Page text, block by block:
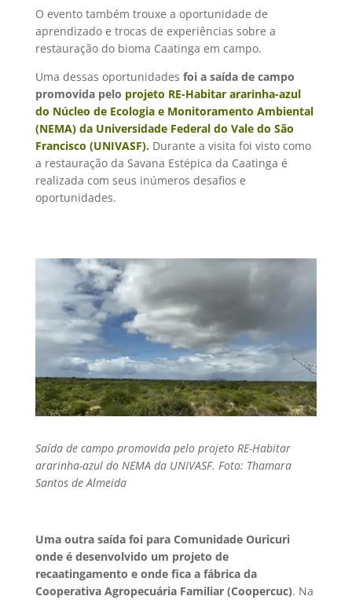
O evento também trouxe a oportunidade de
aprendizado e trocas de experiências sobre a
restauração do bioma Caatinga em campo.
Uma dessas oportunidades foi a saída de campo
promovida pelo projeto RE-Habitar ararinha-azul
do Núcleo de Ecologia e Monitoramento Ambiental
(NEMA) da Universidade Federal do Vale do São
Francisco (UNIVASF). Durante a visita foi visto como
a restauração da Savana Estépica da Caatinga é
realizada com seus inúmeros desafios e
oportunidades.
Saída de campo promovida pelo projeto RE-Habitar
ararinha-azul do NEMA da UNIVASF. Foto: Thamara
Santos de Almeida
Uma outra saída foi para Comunidade Ouricuri
onde é desenvolvido um projeto de
recaatingamento e onde fica a fábrica da
Cooperativa Agropecuária Familiar (Coopercuc). Na